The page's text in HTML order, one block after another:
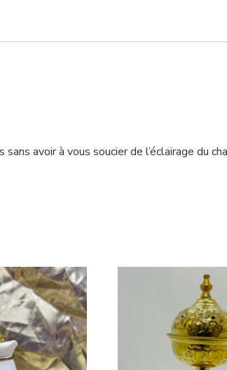
avoir à vous soucier de l’éclairage du